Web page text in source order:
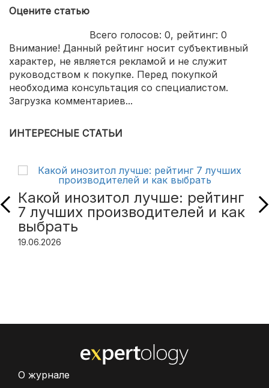
Оцените статью
Всего голосов: 0, рейтинг: 0
Внимание! Данный рейтинг носит субъективный
характер, не является рекламой и не служит
руководством к покупке. Перед покупкой
необходима консультация со специалистом.
Загрузка комментариев...
ИНТЕРЕСНЫЕ СТАТЬИ
Какой инозитол лучше: рейтинг
7 лучших производителей и как
выбрать
19.06.2026
О журнале